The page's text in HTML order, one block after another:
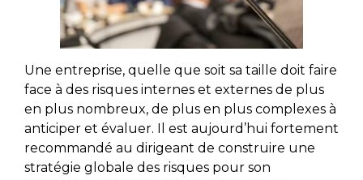
Une entreprise, quelle que soit sa taille doit faire
face à des risques internes et externes de plus
en plus nombreux, de plus en plus complexes à
anticiper et évaluer. Il est aujourd’hui fortement
recommandé au dirigeant de construire une
stratégie globale des risques pour son